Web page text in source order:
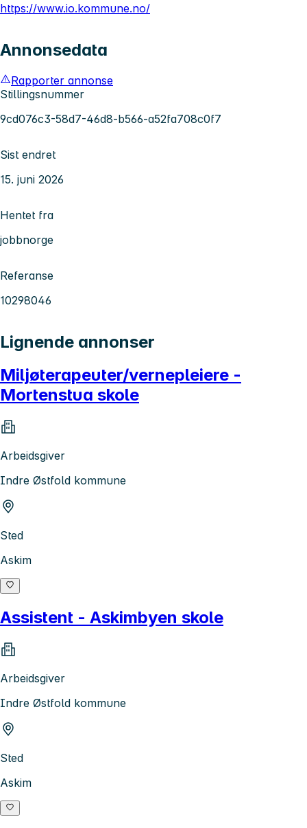
https://www.io.kommune.no/
Annonsedata
Rapporter annonse
Stillingsnummer
9cd076c3-58d7-46d8-b566-a52fa708c0f7
Sist endret
15. juni 2026
Hentet fra
jobbnorge
Referanse
10298046
Lignende annonser
Miljøterapeuter/vernepleiere -
Mortenstua skole
Arbeidsgiver
Indre Østfold kommune
Sted
Askim
Assistent - Askimbyen skole
Arbeidsgiver
Indre Østfold kommune
Sted
Askim